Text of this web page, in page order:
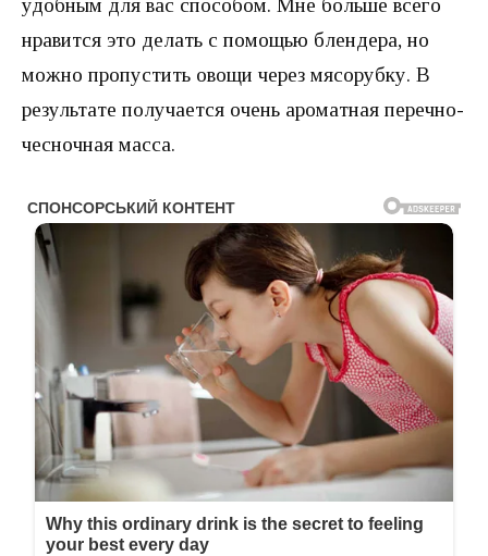
удобным для вас способом. Мне больше всего
нравится это делать с помощью блендера, но
можно пропустить овощи через мясорубку. В
результате получается очень ароматная перечно-
чесночная масса.